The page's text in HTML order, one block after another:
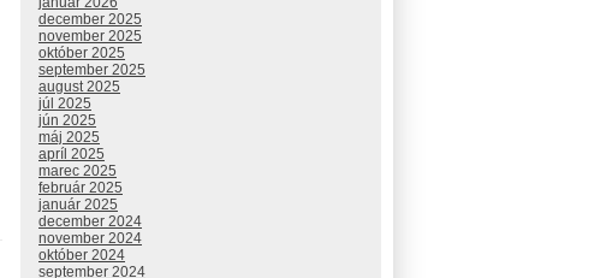
december 2025
november 2025
október 2025
september 2025
august 2025
júl 2025
jún 2025
máj 2025
apríl 2025
marec 2025
február 2025
január 2025
december 2024
november 2024
október 2024
september 2024